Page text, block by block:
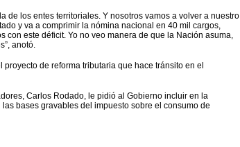
de los entes territoriales. Y nosotros vamos a volver a nuestro
y va a comprimir la nómina nacional en 40 mil cargos,
con este déficit. Yo no veo manera de que la Nación asuma,
anotó.
de reforma tributaria que hace tránsito en el
Carlos Rodado, le pidió al Gobierno incluir en la
bases gravables del impuesto sobre el consumo de